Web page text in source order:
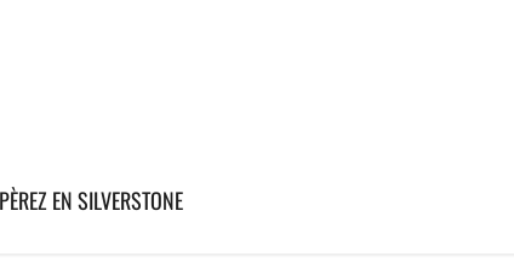
EN SILVERSTONE